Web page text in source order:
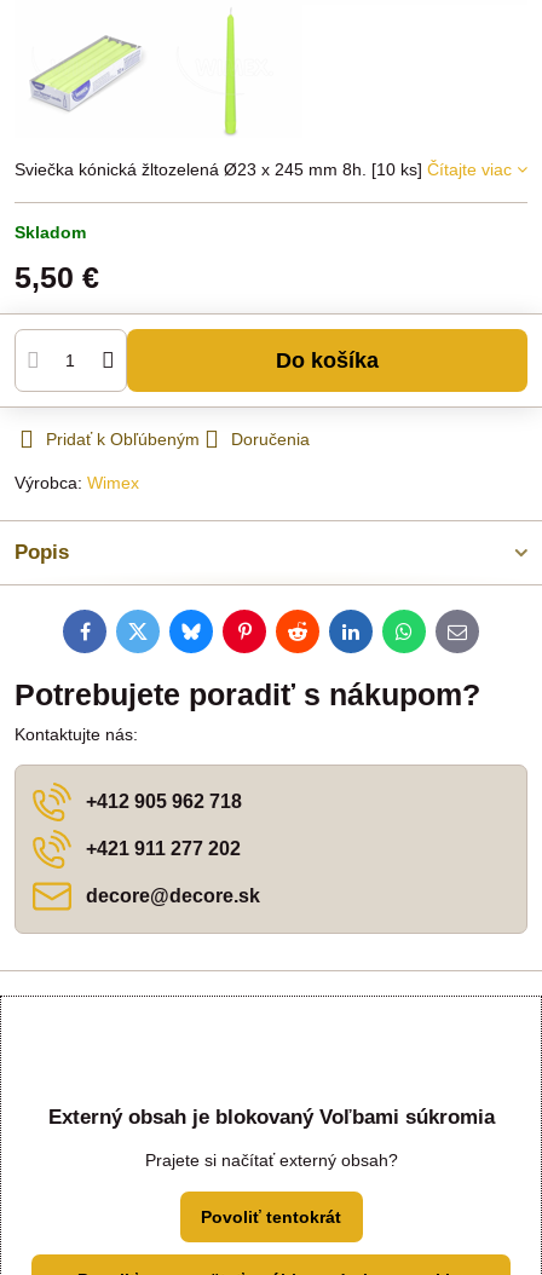
Sviečka kónická žltozelená Ø23 x 245 mm 8h. [10 ks] Čítajte viac
Skladom
5,50 €
Do košíka
Pridať k Obľúbeným Doručenia
Výrobca: Wimex
Popis
FacebookTwitterBlueskyPinterestRedditLinkedInWhatsApp
E-
mail
Potrebujete poradiť s nákupom?
Kontaktujte nás:
+412 905 962 718
+421 911 277 202
decore​@decore​.sk
Externý obsah je blokovaný Voľbami súkromia
Prajete si načítať externý obsah?
Povoliť tentokrát